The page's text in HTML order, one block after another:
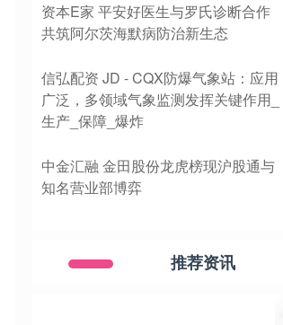
资本E家 平安好医生与罗氏诊断合作
共筑阿尔茨海默病防治新生态
信弘配资 JD - CQX防爆气象站：应用
广泛，多领域气象监测发挥关键作用_
生产_保障_爆炸
中金汇融 金田股份龙虎榜现沪股通与
知名营业部博弈
推荐资讯